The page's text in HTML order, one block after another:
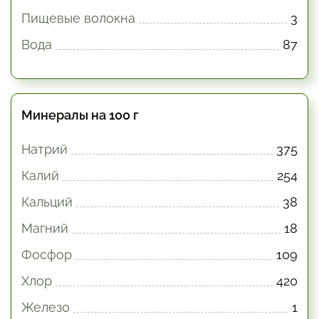
Пищевые волокна
3
Вода
87
Минералы на 100 г
Натрий
375
Калий
254
Кальций
38
Магний
18
Фосфор
109
Хлор
420
Железо
1